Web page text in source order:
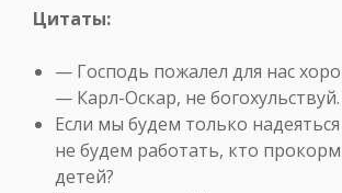
Цитаты:
— Господь пожалел для нас
— Карл-Оскар, не богохульствуй.
Если мы будем только
не будем работать, кто
детей?